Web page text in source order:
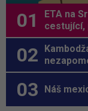
ETA na
cestující,
Náš